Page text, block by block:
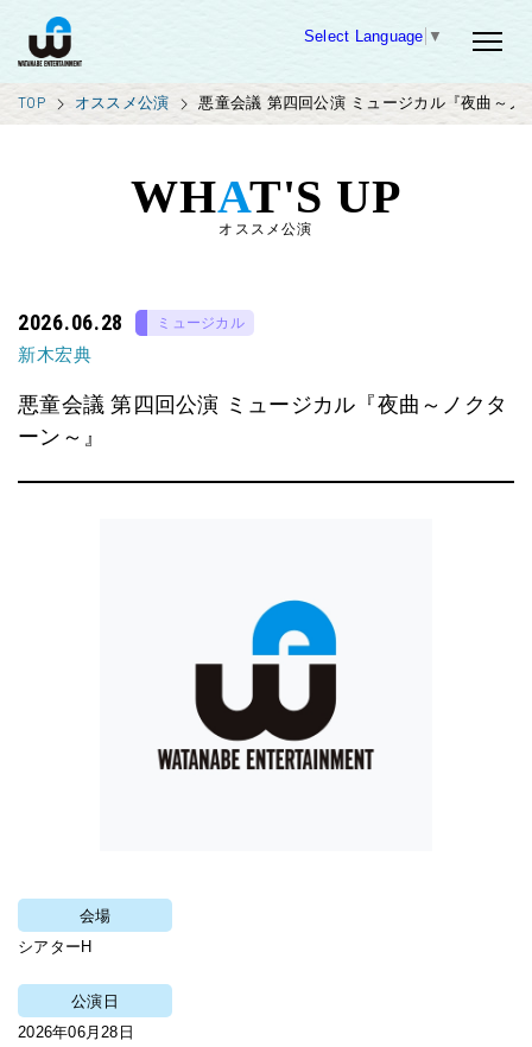
Select Language ▼
TOP オススメ公演 悪童会議 第四回公演 ミュージカル『夜曲～ノ
WHAT'S UP
オススメ公演
2026.06.28 ミュージカル
新木宏典
悪童会議 第四回公演 ミュージカル『夜曲～ノクタ
ーン～』
会場
シアターH
公演日
2026年06月28日